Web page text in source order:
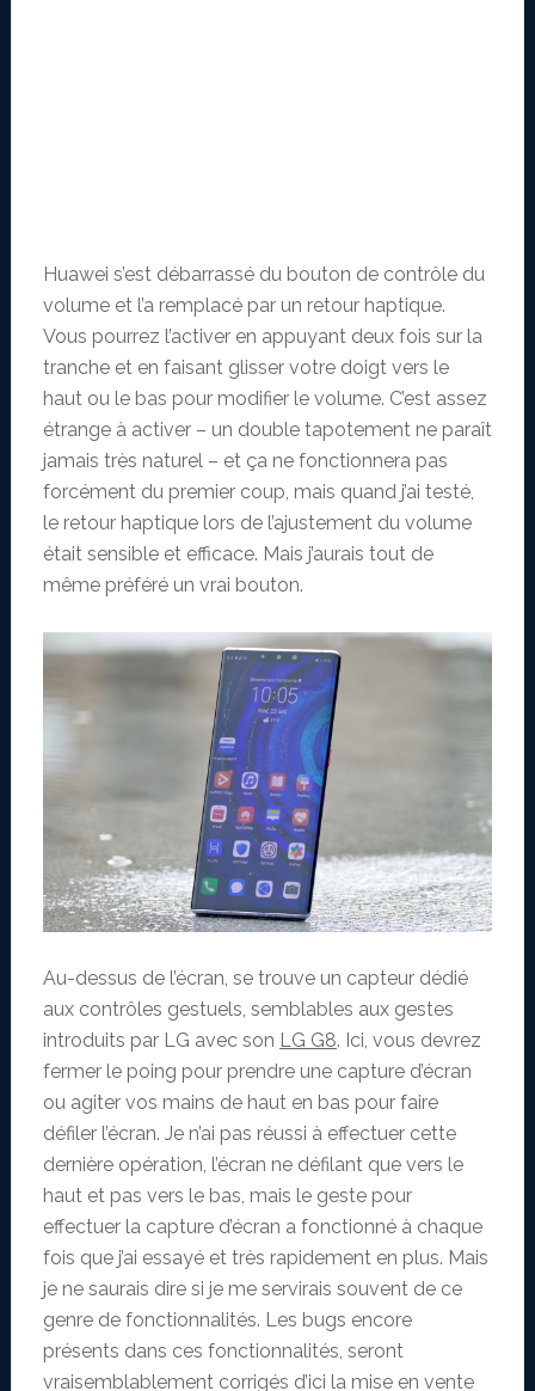
Huawei s’est débarrassé du bouton de contrôle du
volume et l’a remplacé par un retour haptique.
Vous pourrez l’activer en appuyant deux fois sur la
tranche et en faisant glisser votre doigt vers le
haut ou le bas pour modifier le volume. C’est assez
étrange à activer – un double tapotement ne paraît
jamais très naturel – et ça ne fonctionnera pas
forcément du premier coup, mais quand j’ai testé,
le retour haptique lors de l’ajustement du volume
était sensible et efficace. Mais j’aurais tout de
même préféré un vrai bouton.
Au-dessus de l’écran, se trouve un capteur dédié
aux contrôles gestuels, semblables aux gestes
introduits par LG avec son LG G8. Ici, vous devrez
fermer le poing pour prendre une capture d’écran
ou agiter vos mains de haut en bas pour faire
défiler l’écran. Je n’ai pas réussi à effectuer cette
dernière opération, l’écran ne défilant que vers le
haut et pas vers le bas, mais le geste pour
effectuer la capture d’écran a fonctionné à chaque
fois que j’ai essayé et très rapidement en plus. Mais
je ne saurais dire si je me servirais souvent de ce
genre de fonctionnalités. Les bugs encore
présents dans ces fonctionnalités, seront
vraisemblablement corrigés d’ici la mise en vente